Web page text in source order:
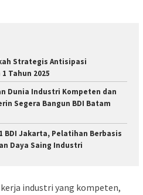
Strategis Antisipasi
Tahun 2025
Dunia Industri Kompeten dan
Segera Bangun BDI Batam
BDI Jakarta, Pelatihan Berbasis
Daya Saing Industri
industri yang kompeten,